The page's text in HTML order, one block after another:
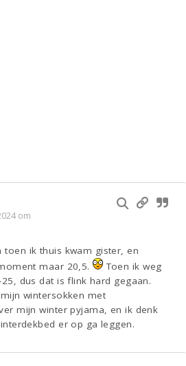
om
toen ik thuis kwam gister, en
maar 20,5.
Toen ik weg
dus dat is flink hard gegaan.
wintersokken met
mijn winter pyjama, en ik denk
er op ga leggen.